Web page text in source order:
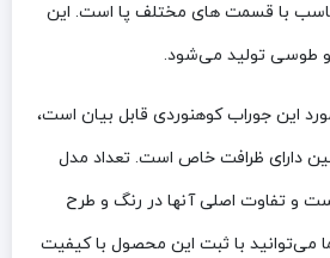
با قسمت های مختلف پا است. این
طوسی تولید می‌شود.
این جوراب کوهنوردی قابل بیان است،
دارای ظرافت خاص است. تعداد مدل
و تفاوت اصلی آنها در رنگ و طرح
می‌توانید با ثبت این محصول با کیفیت